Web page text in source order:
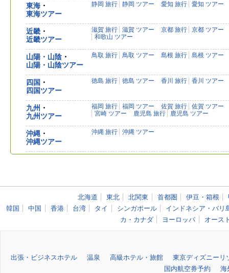
東海 ・
東海ツアー
静岡 旅行 静岡 ツアー 愛知 旅行 愛知 ツアー
近畿 ・
近畿ツアー
滋賀 旅行 滋賀 ツアー 京都 旅行
京都 ツアー
和歌山 ツアー
山陽・山陰 ・
山陽・山陰ツアー
鳥取 旅行 鳥取 ツアー 島根 旅行 島根 ツアー
四国 ・
四国ツアー
徳島 旅行 徳島 ツアー 香川 旅行 香川 ツアー
九州 ・
九州ツアー
福岡 旅行 福岡 ツアー 佐賀 旅行
佐賀 ツアー
宮崎 ツアー
鹿児島 旅行 鹿児島 ツアー
沖縄 ・
沖縄ツアー
沖縄 旅行 沖縄 ツアー
北海道 東北 北関東 首都圏 伊豆・箱根
韓国
中国 香港 台湾 タイ シンガポール
インドネシア・バリ
カ・カナダ
ヨーロッパ オース
出張・ビジネスホテル
温泉 高級ホテル・旅館
東京ディズニーリ
国内航空券予約
海